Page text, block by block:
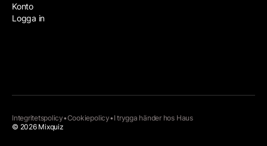
Konto
Logga in
© 2026 Mixquiz
Integritetspolicy•Cookiepolicy•I trygga händer hos Haus